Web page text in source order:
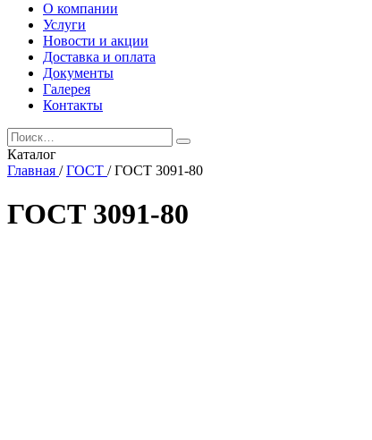
О компании
Услуги
Новости и акции
Доставка и оплата
Документы
Галерея
Контакты
Каталог
Главная / ГОСТ / ГОСТ 3091-80
ГОСТ 3091-80